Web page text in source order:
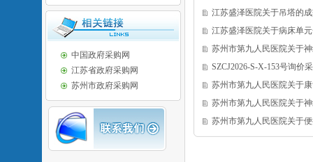
中国政府采购网
江苏省政府采购网
苏州市政府采购网
江苏盛泽医院关于吊塔的
江苏盛泽医院关于病床单
苏州市第九人民医院关于
SZCJ2026-S-X-153号询价
苏州市第九人民医院关于
苏州市第九人民医院关于
苏州市第九人民医院关于